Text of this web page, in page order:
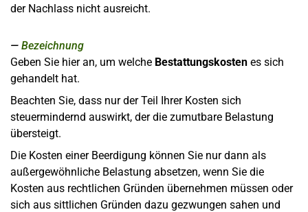
der Nachlass nicht ausreicht.
Bezeichnung
Geben Sie hier an, um welche Bestattungskosten es sich
gehandelt hat.
Beachten Sie, dass nur der Teil Ihrer Kosten sich
steuermindernd auswirkt, der die zumutbare Belastung
übersteigt.
Die Kosten einer Beerdigung können Sie nur dann als
außergewöhnliche Belastung absetzen, wenn Sie die
Kosten aus rechtlichen Gründen übernehmen müssen oder
sich aus sittlichen Gründen dazu gezwungen sahen und